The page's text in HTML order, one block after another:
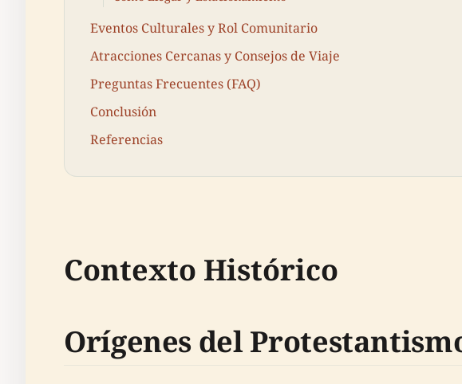
Eventos Culturales y Rol Comunitario
Atracciones Cercanas y Consejos de Viaje
Preguntas Frecuentes (FAQ)
Conclusión
Referencias
Contexto Histórico
Orígenes del